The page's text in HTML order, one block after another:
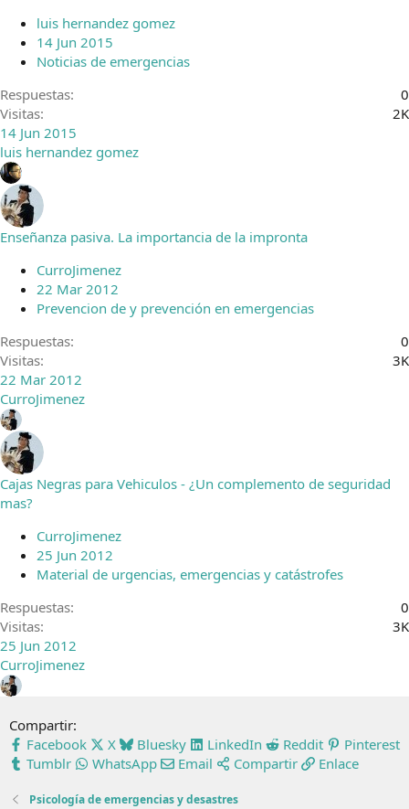
luis hernandez gomez
14 Jun 2015
Noticias de emergencias
Respuestas
0
Visitas
2K
14 Jun 2015
luis hernandez gomez
Enseñanza pasiva. La importancia de la impronta
CurroJimenez
22 Mar 2012
Prevencion de y prevención en emergencias
Respuestas
0
Visitas
3K
22 Mar 2012
CurroJimenez
Cajas Negras para Vehiculos - ¿Un complemento de seguridad
mas?
CurroJimenez
25 Jun 2012
Material de urgencias, emergencias y catástrofes
Respuestas
0
Visitas
3K
25 Jun 2012
CurroJimenez
Compartir:
Facebook
X Bluesky LinkedIn Reddit
Pinterest
Tumblr
WhatsApp Email Compartir Enlace
Psicología de emergencias y desastres